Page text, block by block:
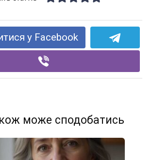
у Facebook
може сподобатись